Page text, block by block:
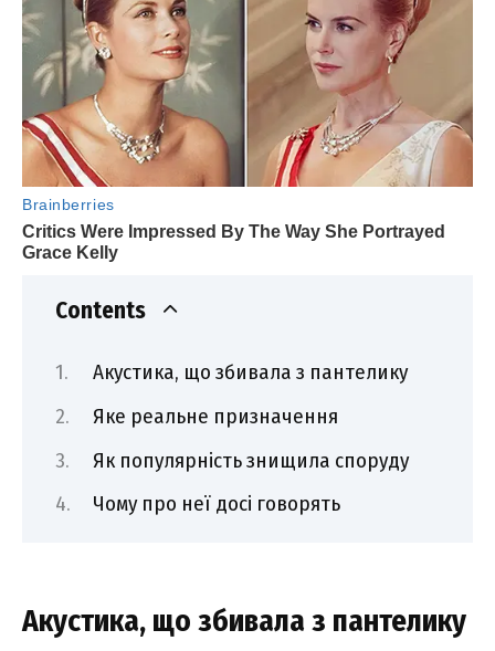
Contents
Акустика, що збивала з пантелику
Яке реальне призначення
Як популярність знищила споруду
Чому про неї досі говорять
Акустика, що збивала з пантелику